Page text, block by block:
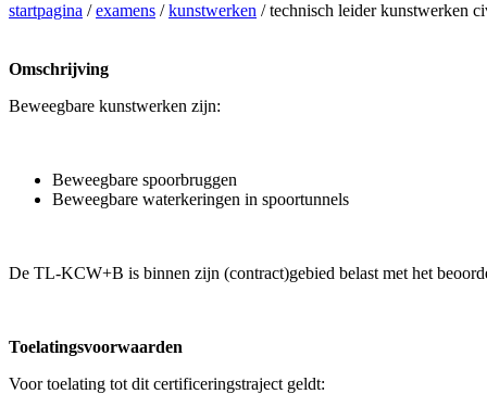
startpagina /examens /kunstwerken / technisch leider kunstwerken
Omschrijving
Beweegbare kunstwerken zijn:
Beweegbare spoorbruggen
Beweegbare waterkeringen in spoortunnels
De TL-KCW+B is binnen zijn (contract)gebied belast met het
Toelatingsvoorwaarden
Voor toelating tot dit certificeringstraject geldt: